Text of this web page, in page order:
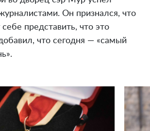
Он признался, что
представить, что это
что сегодня — «самый